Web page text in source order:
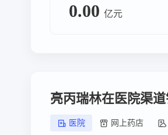
0.00 亿元
亮丙瑞林在医院渠
医院 网上药店